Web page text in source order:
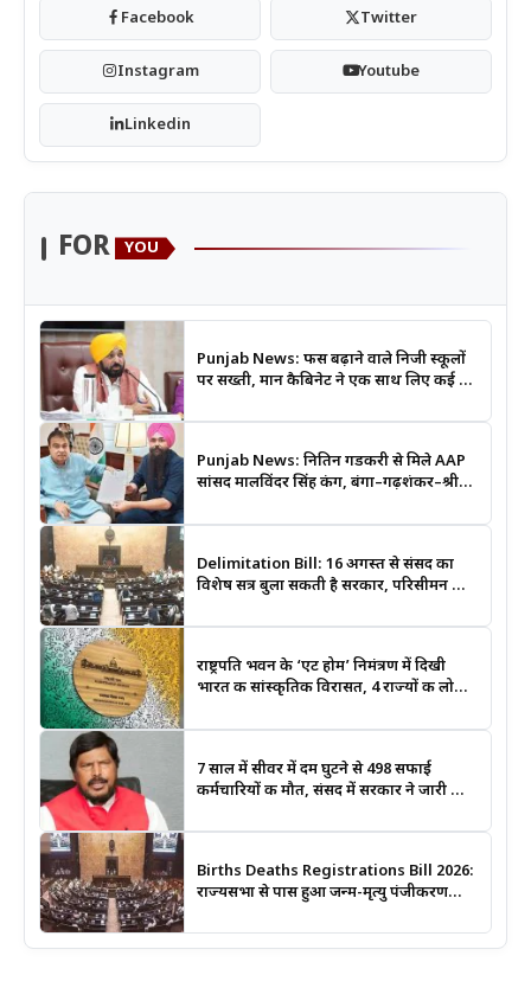
Facebook Twitter
Instagram Youtube
Linkedin
FOR YOU
Punjab News: फीस बढ़ाने वाले निजी स्कूलों
पर सख्ती, मान कैबिनेट ने एक साथ लिए कई बड़े
Punjab News: नितिन गडकरी से मिले AAP
सांसद मालविंदर सिंह कंग, बंगा–गढ़शंकर–श्री
बनाने की उठाई मांग
Delimitation Bill: 16 अगस्त से संसद का
विशेष सत्र बुला सकती है सरकार, परिसीमन और
राष्ट्रपति भवन के ‘एट होम’ निमंत्रण में दिखी
भारत की सांस्कृतिक विरासत, 4 राज्यों की लोक
7 साल में सीवर में दम घुटने से 498 सफाई
कर्मचारियों की मौत, संसद में सरकार ने जारी किए
Births Deaths Registrations Bill 2026:
राज्यसभा से पास हुआ जन्म-मृत्यु पंजीकरण
लगेगा कोर्ट का आदेश